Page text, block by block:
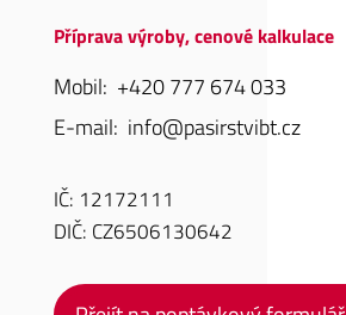
Příprava výroby, cenové kalkulace
Mobil: +420 777 674033
E-mail: info@pasirstvibt.cz
IČ: 12172111
DIČ: CZ6506130642